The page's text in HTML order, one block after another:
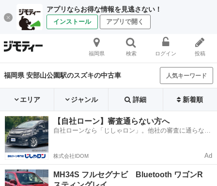
アプリならお得な情報を見逃さない！
インストール アプリで開く
福岡県 検索 ログイン 投稿
福岡県 安部山公園駅のスズキの中古車 人気キーワード
エリア ジャンル 詳細 新着順
【自社ローン】審査通らない方へ
自社ローンなら「じしゃロン」。他社の審査に通らなか
株式会社IDOM Ad
MH34S フルセグナビ Bluetooth ワゴンR